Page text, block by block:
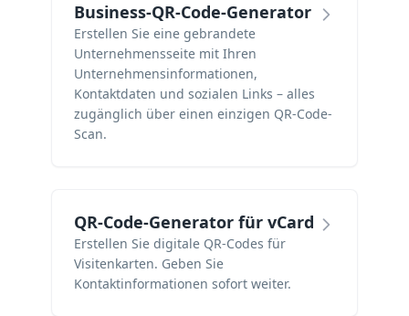
Business-QR-Code-Generator
Erstellen Sie eine gebrandete
Unternehmensseite mit Ihren
Unternehmensinformationen,
Kontaktdaten und sozialen Links – alles
zugänglich über einen einzigen QR-Code-
Scan.
QR-Code-Generator für vCard
Erstellen Sie digitale QR-Codes für
Visitenkarten. Geben Sie
Kontaktinformationen sofort weiter.